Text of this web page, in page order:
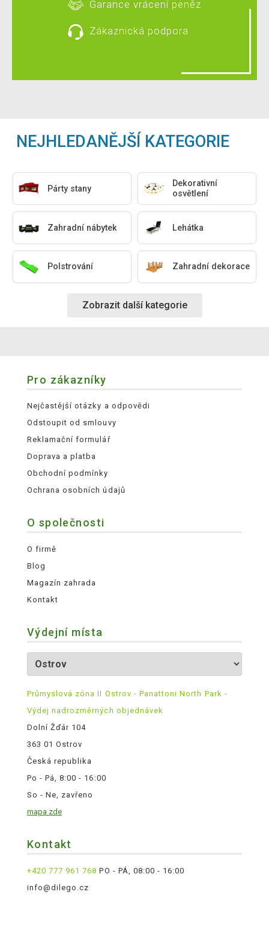
Garance vrácení peněz
Zákaznická podpora
NEJHLEDANĚJŠÍ KATEGORIE
Párty stany
Dekorativní
osvětlení
Zahradní nábytek Lehátka
Polstrování Zahradní dekorace
Zobrazit další kategorie
Pro zákazníky
Nejčastější otázky a odpovědi
Odstoupit od smlouvy
Reklamační formulář
Doprava a platba
Obchodní podmínky
Ochrana osobních údajů
O společnosti
O firmě
Blog
Magazín zahrada
Kontakt
Výdejní místa
Průmyslová zóna II Ostrov - Panattoni North Park -
Výdej nadrozměrných objednávek
Dolní Žďár 104
363 01 Ostrov
Česká republika
Po - Pá, 8:00 - 16:00
So - Ne, zavřeno
mapa zde
Kontakt
+420 777 961 768 PO - PÁ, 08:00 - 16:00
info@dilego.cz